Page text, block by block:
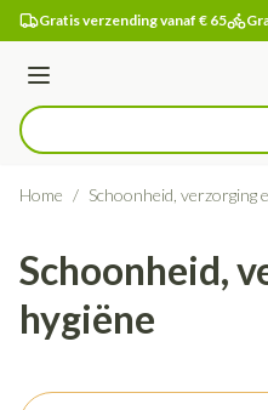
Ga naar de inhoud
Gratis verzending vanaf € 65
Menu
Product, merk, categorie...
Home / Schoonheid, verzorging
Schoonheid,
hygiëne